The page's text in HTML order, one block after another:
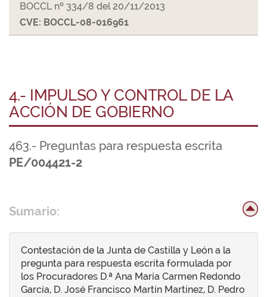
BOCCL nº 334/8 del 20/11/2013
CVE: BOCCL-08-016961
4.- IMPULSO Y CONTROL DE LA
ACCIÓN DE GOBIERNO
463.- Preguntas para respuesta escrita
PE/004421-2
Sumario:
Contestación de la Junta de Castilla y León a la
pregunta para respuesta escrita formulada por
los Procuradores D.ª Ana María Carmen Redondo
García, D. José Francisco Martín Martínez, D. Pedro